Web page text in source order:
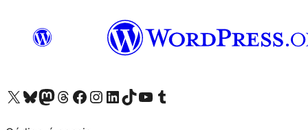
Acessar nossa conta do X (antigo Twitter)
Acessar nossa conta do Bluesky
Acessar nossa conta do Mastodon
Acessar nossa conta do Threads
Acessar nossa página do Facebook
Acessar nossa conta do Instagram
Acessar nossa conta do LinkedIn
Acessar nossa conta do TikTok
Acessar nosso canal do YouTube
Acessar nossa conta no Tumblr